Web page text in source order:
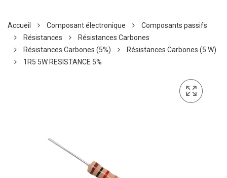
Accueil Composant électronique
Composants passifs
Résistances
Résistances Carbones
Résistances Carbones (5%)
Résistances Carbones (5 W)
1R5 5W RESISTANCE 5%